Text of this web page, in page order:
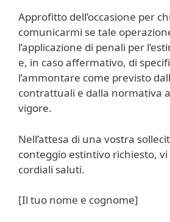
Approfitto dell’occasione per
comunicarmi se tale
l’applicazione di penali per
e, in caso affermativo, di
l’ammontare come previsto
contrattuali e dalla normativa
vigore.
Nell’attesa di una vostra
conteggio estintivo richiesto,
cordiali saluti.
[Il tuo nome e cognome]